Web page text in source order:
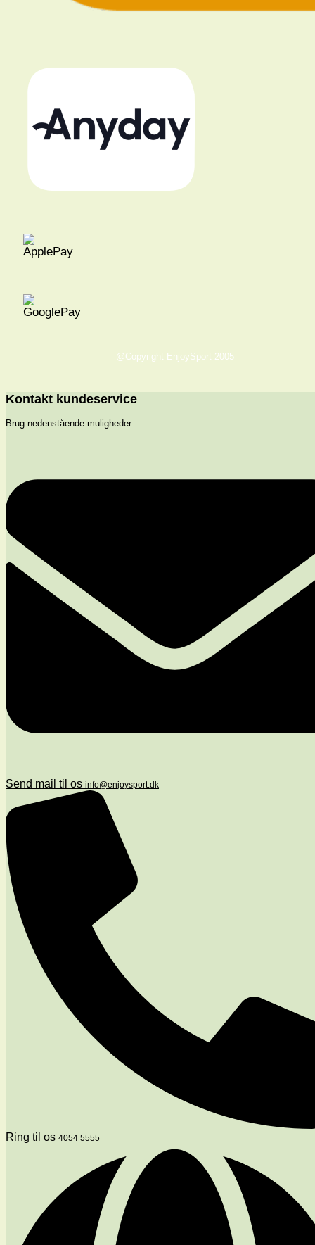
@Copyright EnjoySport 2005
Kontakt kundeservice
Brug nedenstående muligheder
Send mail til os info@enjoysport.dk
Ring til os 4054 5555